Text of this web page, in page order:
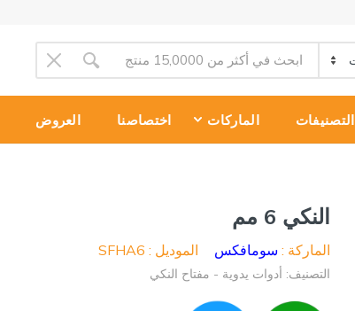
التصنيفات الماركات اختصاصنا العروض
النكي 6 مم
الماركة : سومافكس الموديل : SFHA6
التصنيف: أدوات يدوية - مفتاح النكي